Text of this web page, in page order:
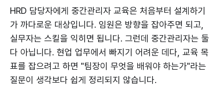
HRD 담당자에게 중간관리자 교육은 처음부터 설계하기
가 까다로운 대상입니다. 임원은 방향을 잡아주면 되고,
실무자는 스킬을 익히면 됩니다. 그런데 중간관리자는 둘
다 아닙니다. 현업 업무에서 빠지기 어려운 데다, 교육 목
표를 잡으려고 하면 "팀장이 무엇을 배워야 하는가"라는
질문이 생각보다 쉽게 정리되지 않습니다.